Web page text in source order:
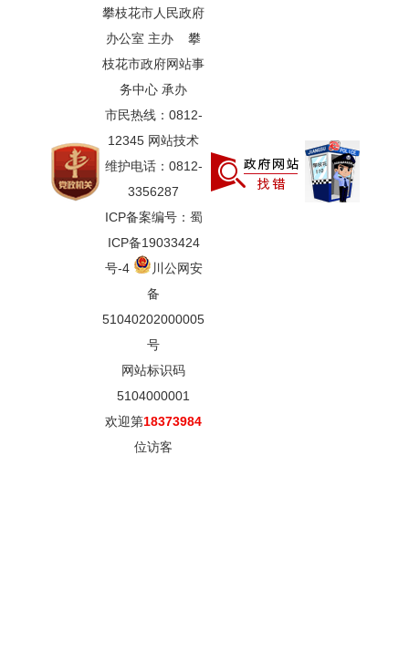
攀枝花市人民政府
办公室 主办 攀
枝花市政府网站事
务中心 承办
市民热线：0812-
12345 网站技术
维护电话：0812-
3356287
ICP备案编号：蜀
ICP备19033424
号-4
川公网安
备
51040202000005
号
网站标识码
5104000001
欢迎第18373984
位访客